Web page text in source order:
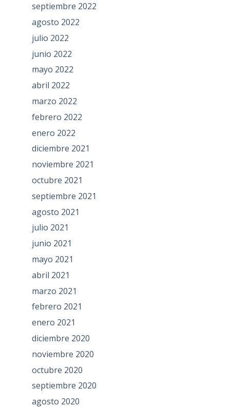
septiembre 2022
agosto 2022
julio 2022
junio 2022
mayo 2022
abril 2022
marzo 2022
febrero 2022
enero 2022
diciembre 2021
noviembre 2021
octubre 2021
septiembre 2021
agosto 2021
julio 2021
junio 2021
mayo 2021
abril 2021
marzo 2021
febrero 2021
enero 2021
diciembre 2020
noviembre 2020
octubre 2020
septiembre 2020
agosto 2020